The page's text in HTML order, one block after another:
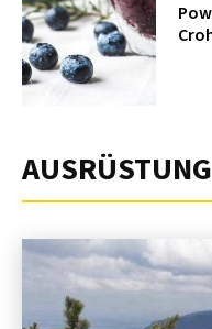
AUSRÜSTUNG